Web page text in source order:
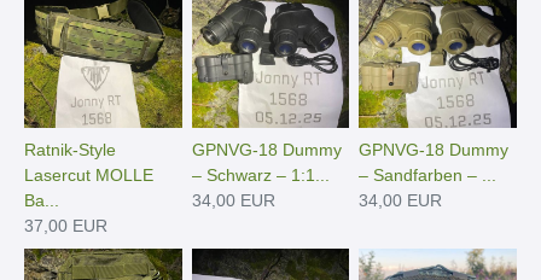
Ratnik-Style
Lasercut MOLLE
Ba...
37,00 EUR
GPNVG-18 Dummy
– Schwarz – 1:1...
34,00 EUR
GPNVG-18 Dummy
– Sandfarben – ...
34,00 EUR